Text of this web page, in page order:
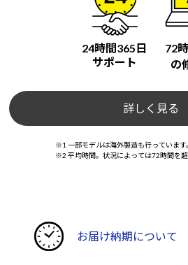
24時間365日
サポート
72
の
詳しく見る
※1 一部モデルは海外製造も行っています
※2 平均時間。状況によっては72時間を超
お届け納期について